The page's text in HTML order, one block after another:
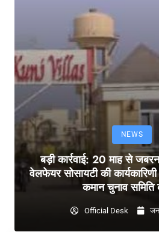
NEWS
बड़ी कार्रवाई: 20 माह से
वेलफेयर सोसायटी की
कमान चुनाव समिति
Official Desk